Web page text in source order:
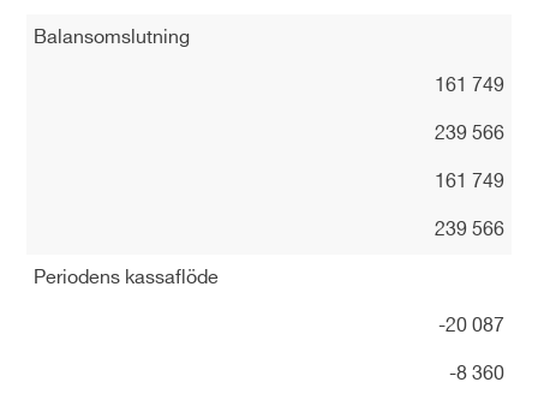
Balansomslutning
161 749
239 566
161 749
239 566
Periodens kassaflöde
-20 087
-8 360